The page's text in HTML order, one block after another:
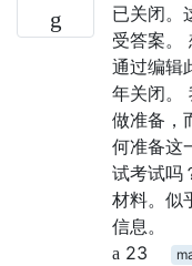
已关闭。
受答案。
通过编辑
年关闭。
做准备，
何准备这
试考试吗
材料。似
信息。
23